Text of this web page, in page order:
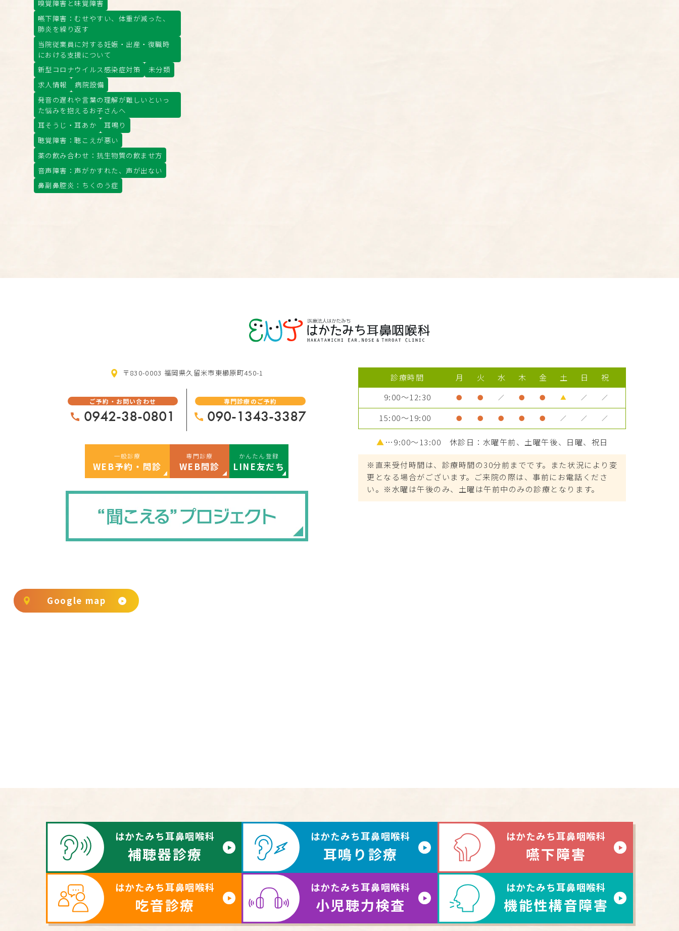
嗅覚障害と味覚障害
嚥下障害：むせやすい、体重が減った、
肺炎を繰り返す
当院従業員に対する妊娠・出産・復職時
における支援について
新型コロナウイルス感染症対策
未分類
求人情報
病院設備
発音の遅れや言葉の理解が難しいといっ
た悩みを抱えるお子さんへ
耳そうじ・耳あか
耳鳴り
聴覚障害：聴こえが悪い
薬の飲み合わせ：抗生物質の飲ませ方
音声障害：声がかすれた、声が出ない
鼻副鼻腔炎：ちくのう症
〒830-0003 福岡県久留米市東櫛原町450-1
ご予約・お問い合わせ
0942-38-0801
専門診療のご予約
090-1343-3387
一般診療
WEB予約・問診
専門診療
WEB問診
かんたん登録
LINE友だち
診療時間 月 火 水 木 金 土 日
祝
9:00～12:30
● ● ／ ● ● ▲ ／ ／
15:00～19:00 ● ● ● ● ● ／ ／ ／
▲ …9:00～13:00 休診日：水曜午前、土曜午後、日曜、祝日
※直来受付時間は、診療時間の30分前までです。また状況により変
更となる場合がございます。ご来院の際は、事前にお電話くださ
い。※水曜は午後のみ、土曜は午前中のみの診療となります。
Google map
はかたみち耳鼻咽喉科
補聴器診療
はかたみち耳鼻咽喉科
耳鳴り診療
はかたみち耳鼻咽喉科
嚥下障害
はかたみち耳鼻咽喉科
吃音診療
はかたみち耳鼻咽喉科
小児聴力検査
はかたみち耳鼻咽喉科
機能性構音障害